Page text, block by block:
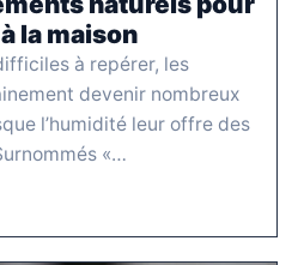
la maison
à repérer, les
devenir nombreux
l’humidité leur offre des
«…